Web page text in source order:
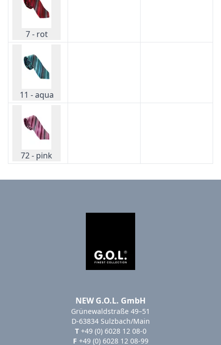
7 - rot
11 - aqua
72 - pink
NEW G.O.L. GmbH
Grünewaldstraße 49–51
D-63834 Sulzbach/Main
T +49 (0) 6028 12 08-0
F +49 (0) 6028 12 08-99